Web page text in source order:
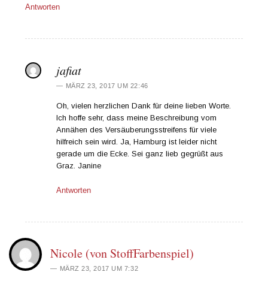
Antworten
jafiat
MÄRZ 23, 2017 UM 22:46
Oh, vielen herzlichen Dank für deine lieben Worte.
Ich hoffe sehr, dass meine Beschreibung vom
Annähen des Versäuberungsstreifens für viele
hilfreich sein wird. Ja, Hamburg ist leider nicht
gerade um die Ecke. Sei ganz lieb gegrüßt aus
Graz. Janine
Antworten
Nicole (von StoffFarbenspiel)
MÄRZ 23, 2017 UM 7:32